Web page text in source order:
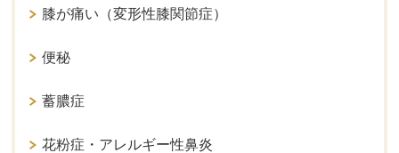
膝が痛い（変形性膝関節症）
便秘
蓄膿症
花粉症・アレルギー性鼻炎